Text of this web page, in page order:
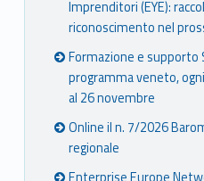
Imprenditori (EYE):
riconoscimento nel
Formazione e supporto
programma veneto,
al 26 novembre
Online il n. 7/2026
regionale